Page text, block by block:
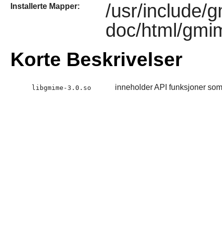
Installerte Mapper:
/usr/include/
doc/html/
Korte Beskrivelser
libgmime-3.0.so inneholder API funksjoner